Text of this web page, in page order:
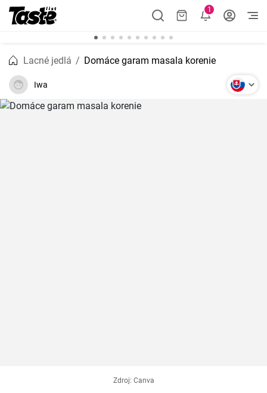
1
Lacné jedlá Domáce garam masala korenie
Iwa
Zdroj: Canva